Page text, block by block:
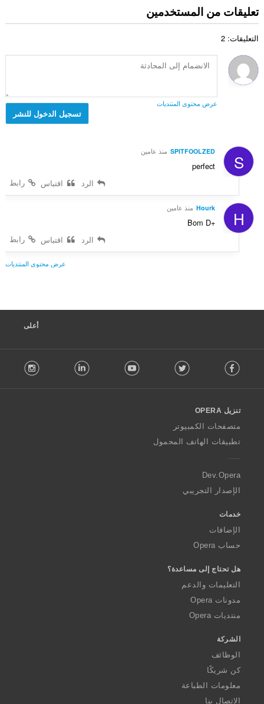
تعليقات من المستخدمين
التعليقات: 2
عرض محتوى المنتديات
تسجيل الدخول للنشر
S
SPITFOOLZED منذ عامين
perfect
رابط
الرد اقتباس
H
Hourk منذ عامين
Bom D+
رابط
الرد اقتباس
عرض محتوى المنتديات
أعلى
o
w
O
a
Facebook
Twitter
Youtube
LinkedIn
تنزيل OPERA
متصفحات الكمبيوتر
تطبيقات الهاتف المحمول
Dev.Opera
الإصدار التجريبي
خدمات
الإضافات
حساب Opera
هل تحتاج إلى مساعدة؟
التعليمات والدعم
مدونات Opera
منتديات Opera
الشركة
الوظائف
كن شريكًا
معلومات الطباعة
الاتصال بنا